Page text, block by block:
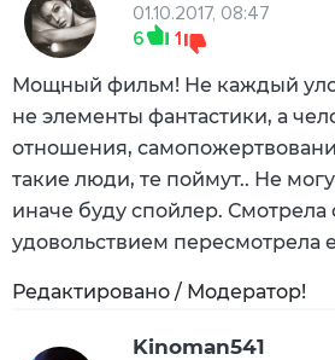
01.10.2017, 08:47
6
1
Мощный фильм! Не каждый
не элементы фантастики, а
отношения,
такие люди, те поймут.. Не могу
иначе буду спойлер. Смотрела
удовольствием пересмотрела
Редактировано / Модератор!
Kinoman541